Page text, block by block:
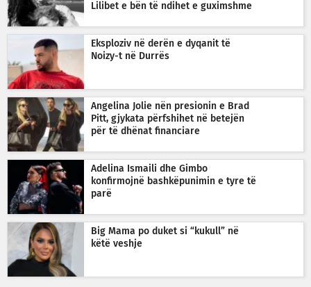
Lilibet e bën të ndihet e guximshme
Eksploziv në derën e dyqanit të
Noizy-t në Durrës
Angelina Jolie nën presionin e Brad
Pitt, gjykata përfshihet në betejën
për të dhënat financiare
Adelina Ismaili dhe Gimbo
konfirmojnë bashkëpunimin e tyre të
parë
Big Mama po duket si “kukull” në
këtë veshje